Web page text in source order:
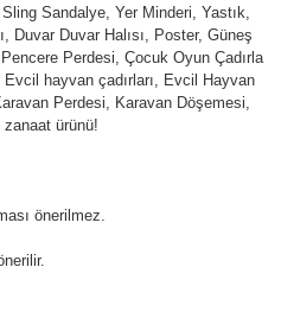
Sling Sandalye, Yer Minderi, Yastık,
Duvar Duvar Halısı, Poster, Güneş
Perdesi, Çocuk Oyun Çadırla
hayvan çadırları, Evcil Hayvan
Perdesi, Karavan Döşemesi,
ürünü!
önerilmez.